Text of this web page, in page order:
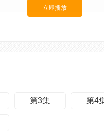
立即播放
第3集 第4